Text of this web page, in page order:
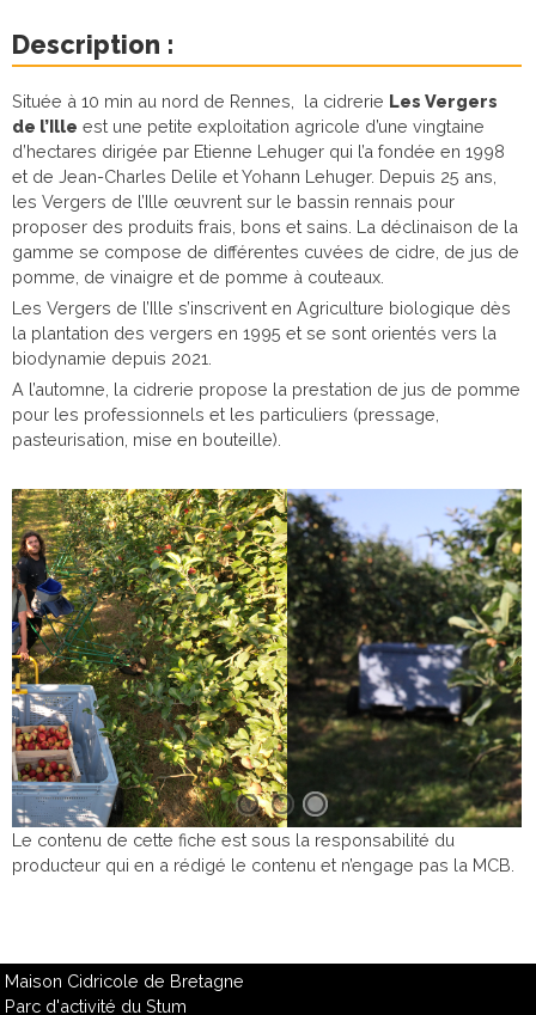
Description :
Située à 10 min au nord de Rennes, la cidrerie Les Vergers
de l’Ille est une petite exploitation agricole d’une vingtaine
d’hectares dirigée par Etienne Lehuger qui l’a fondée en 1998
et de Jean-Charles Delile et Yohann Lehuger. Depuis 25 ans,
les Vergers de l’Ille œuvrent sur le bassin rennais pour
proposer des produits frais, bons et sains. La déclinaison de la
gamme se compose de différentes cuvées de cidre, de jus de
pomme, de vinaigre et de pomme à couteaux.
Les Vergers de l’Ille s’inscrivent en Agriculture biologique dès
la plantation des vergers en 1995 et se sont orientés vers la
biodynamie depuis 2021.
A l’automne, la cidrerie propose la prestation de jus de pomme
pour les professionnels et les particuliers (pressage,
pasteurisation, mise en bouteille).
Le contenu de cette fiche est sous la responsabilité du
producteur qui en a rédigé le contenu et n’engage pas la MCB.
Maison Cidricole de Bretagne
Parc d'activité du Stum